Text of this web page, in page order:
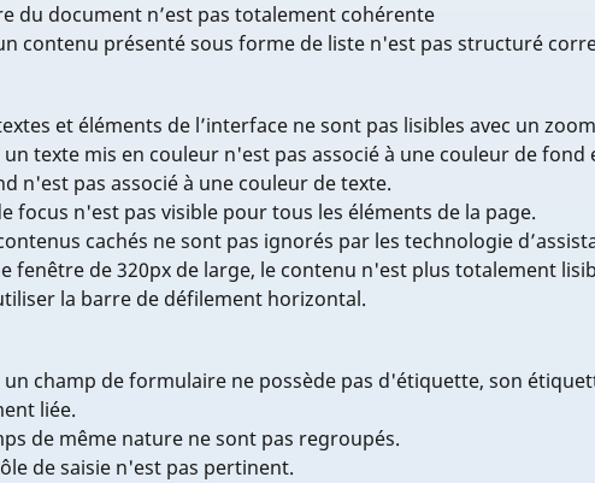
du document n’est pas totalement cohérente
contenu présenté sous forme de liste n'est pas structuré
et éléments de l’interface ne sont pas lisibles avec un
un texte mis en couleur n'est pas associé à une couleur de
n'est pas associé à une couleur de texte.
focus n'est pas visible pour tous les éléments de la page.
cachés ne sont pas ignorés par les technologie
fenêtre de 320px de large, le contenu n'est plus totalement
la barre de défilement horizontal.
un champ de formulaire ne possède pas d'étiquette, son
liée.
de même nature ne sont pas regroupés.
de saisie n'est pas pertinent.